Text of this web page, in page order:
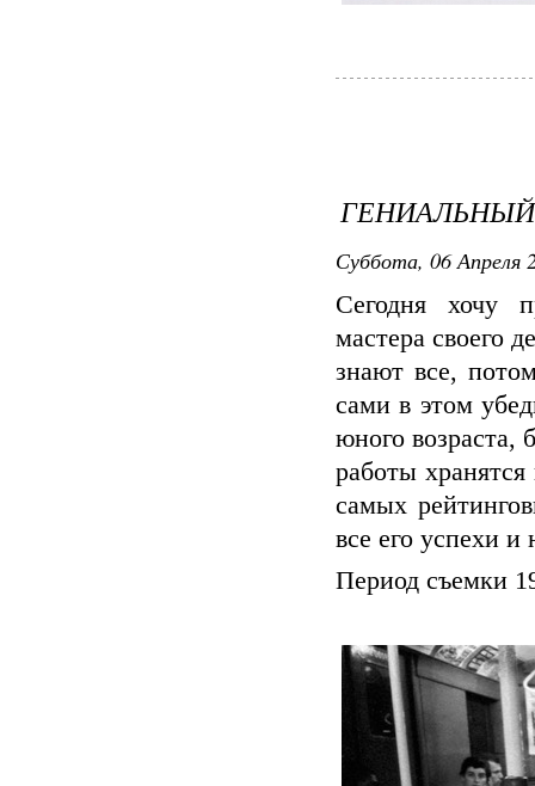
Суббота, 06 Апреля
Сегодня хочу
мастера своего
знают все,
сами в этом
юного возраста,
работы
самых
все его успехи
Период съемки